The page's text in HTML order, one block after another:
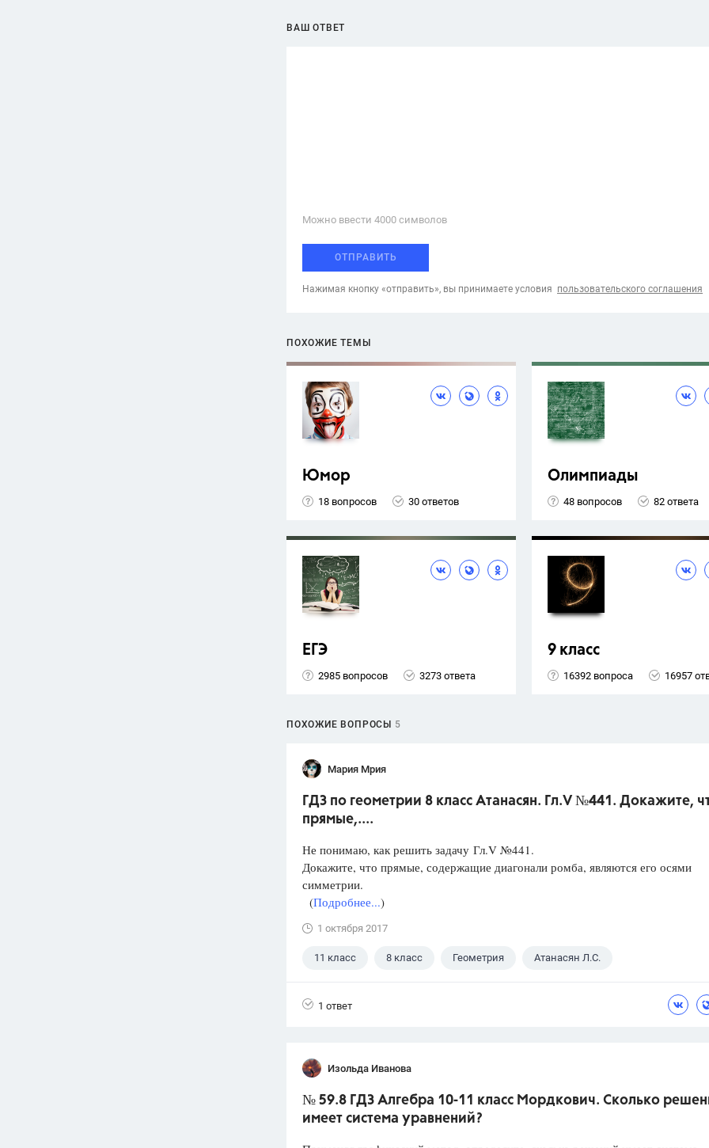
ВАШ ОТВЕТ
Можно ввести 4000 cимволов
ОТПРАВИТЬ
Нажимая кнопку «отправить», вы принимаете условия пользовательского соглашения
ПОХОЖИЕ ТЕМЫ
Юмор
18 вопросов 30 ответов
Олимпиады
48 вопросов 82 ответа
ЕГЭ
2985 вопросов 3273 ответа
9 класс
16392 вопроса 16957
ПОХОЖИЕ ВОПРОСЫ 5
Мария Мрия
ГДЗ по геометрии 8 класс Атанасян. Гл.V №441. Докажите,
прямые,....
Не понимаю, как решить задачу Гл.V №441.
Докажите, что прямые, содержащие диагонали ромба, являются его осями
симметрии.
(Подробнее...)
1 октября 2017
11 класс 8 класс Геометрия Атанасян Л.С.
1 ответ
Изольда Иванова
№ 59.8 ГДЗ Алгебра 10-11 класс Мордкович. Сколько
имеет система уравнений?